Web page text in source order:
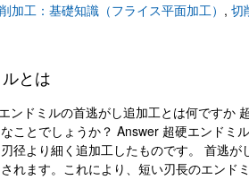
加工：基礎知識（フライス平面加工） , 切
とは
ンドミルの首逃がし追加工とは何ですか
ことでしょうか？ Answer 超硬エンドミ
径より細く追加工したものです。 首逃
れます。これにより、短い刃長のエン